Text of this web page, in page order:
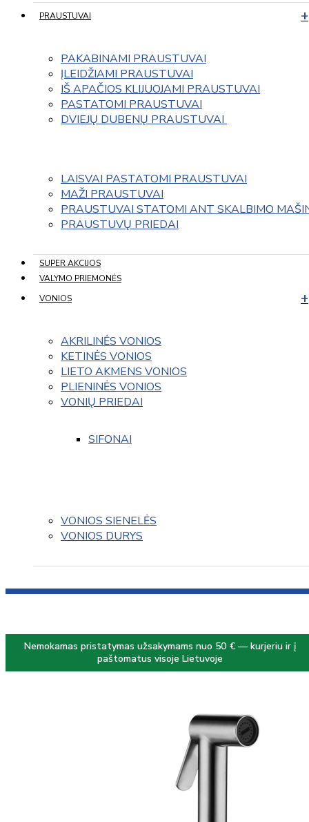
PRAUSTUVAI
PAKABINAMI PRAUSTUVAI
ĮLEIDŽIAMI PRAUSTUVAI
IŠ APAČIOS KLIJUOJAMI PRAUSTUVAI
PASTATOMI PRAUSTUVAI
DVIEJŲ DUBENŲ PRAUSTUVAI
LAISVAI PASTATOMI PRAUSTUVAI
MAŽI PRAUSTUVAI
PRAUSTUVAI STATOMI ANT SKALBIMO
PRAUSTUVŲ PRIEDAI
SUPER AKCIJOS
VALYMO PRIEMONĖS
VONIOS
AKRILINĖS VONIOS
KETINĖS VONIOS
LIETO AKMENS VONIOS
PLIENINĖS VONIOS
VONIŲ PRIEDAI
SIFONAI
VONIOS SIENELĖS
VONIOS DURYS
Nemokamas pristatymas užsakymams nuo 50 € — kurjeriu ir į
paštomatus visoje Lietuvoje